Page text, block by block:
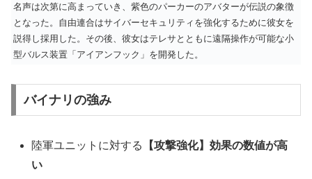
名声は次第に高まっていき、紫色のパーカーのアバターが伝説の象徴
となった。自由連合はサイバーセキュリティを強化するために彼女を
説得し採用した。その後、彼女はテレサとともに遠隔操作が可能な小
型バルス装置「アイアンフック」を開発した。
バイナリの強み
陸軍ユニットに対する
【攻撃強化】効果の数値が高
い